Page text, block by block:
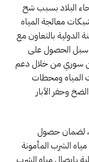
البلاد بسبب شح
معالجة المياه
الدولية بالتعاون مع
سبل الحصول على
يوميًا لأكثر من 10 ملايين سوري من خلال دعم
المياه ومحطات
وحفر الآبار
لضمان حصول
الشرب المأمونة